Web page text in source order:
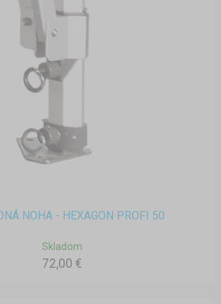
NOHA - HEXAGON PROFI 50
Skladom
72,00 €